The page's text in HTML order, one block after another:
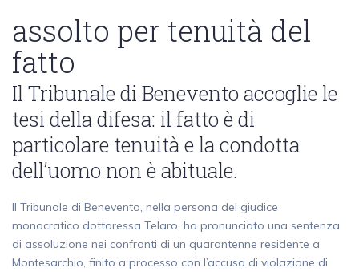
assolto per tenuità del
fatto
Il Tribunale di Benevento accoglie le
tesi della difesa: il fatto è di
particolare tenuità e la condotta
dell’uomo non è abituale.
Il Tribunale di Benevento, nella persona del giudice
monocratico dottoressa Telaro, ha pronunciato una sentenza
di assoluzione nei confronti di un quarantenne residente a
Montesarchio, finito a processo con l’accusa di violazione di